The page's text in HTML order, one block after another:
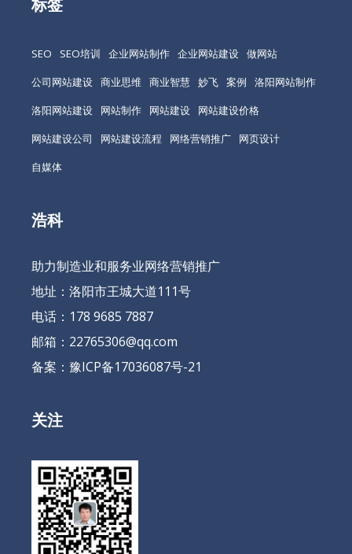
标签
SEO SEO培训 企业网站制作 企业网站建设 做网站
公司网站建设 商业思维 商业智慧 妙飞 案例
洛阳网站制作
洛阳网站建设
网站制作 网站建设
网站建设价格
网站建设公司
网站建设流程 网络营销推广
网页设计
自媒体
浩科
助力制造业和服务业网络营销推广
地址：洛阳市王城大道111号
电话：178 9685 7887
邮箱：22765306@qq.com
备案： 豫ICP备17036087号-21
关注